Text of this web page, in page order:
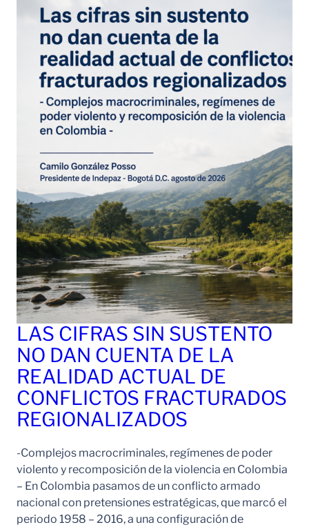
LAS CIFRAS SIN SUSTENTO
NO DAN CUENTA DE LA
REALIDAD ACTUAL DE
CONFLICTOS FRACTURADOS
REGIONALIZADOS
-Complejos macrocriminales, regímenes de poder
violento y recomposición de la violencia en Colombia
– En Colombia pasamos de un conflicto armado
nacional con pretensiones estratégicas, que marcó el
periodo 1958 – 2016, a una configuración de